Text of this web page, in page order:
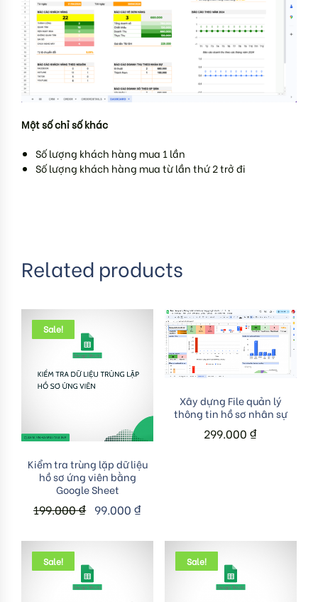
Một số chỉ số khác
Số lượng khách hàng mua 1 lần
Số lượng khách hàng mua từ lần thứ 2 trở đi
Related products
Sale!
Add to cart
Kiểm tra trùng lặp dữ liệu
hồ sơ ứng viên bằng
Google Sheet
199.000₫ 99.000₫
Add to cart
Xây dựng File quản lý
thông tin hồ sơ nhân sự
299.000₫
Sale! Sale!